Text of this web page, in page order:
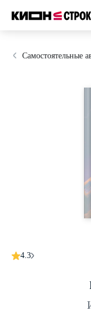
Самостоятельные
4.3